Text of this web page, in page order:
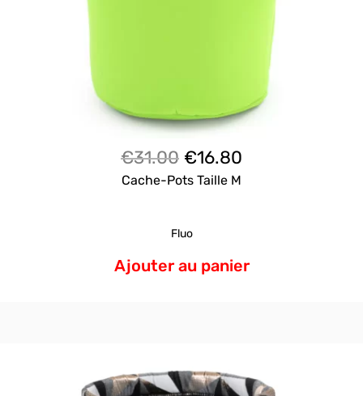
€31.00 Le
prix
€31.00.
€16.80
Cache-Pots Taille M
Fluo
Ajouter au panier